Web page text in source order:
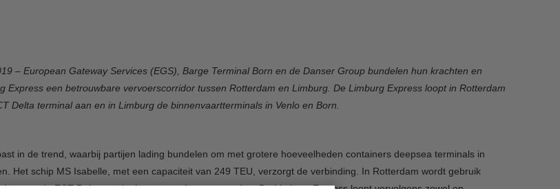
– European Gateway Services (EGS), Barge Terminal Born en de Danser Group bundelen hun krachten en
Express een betrouwbare vervoerscorridor tussen Rotterdam en Limburg. De Limburg Express loopt in Rotterdam
Delta terminal aan en in Limburg de binnenvaartterminals in Venlo en Born.
in de trend, waarbij partijen lading bundelen om met grotere hoeveelheden containers deepsea terminals in
Het schip MS Isabelle, met een capaciteit van 249 TEU, verzorgt de verbinding. In Rotterdam wordt gebruik